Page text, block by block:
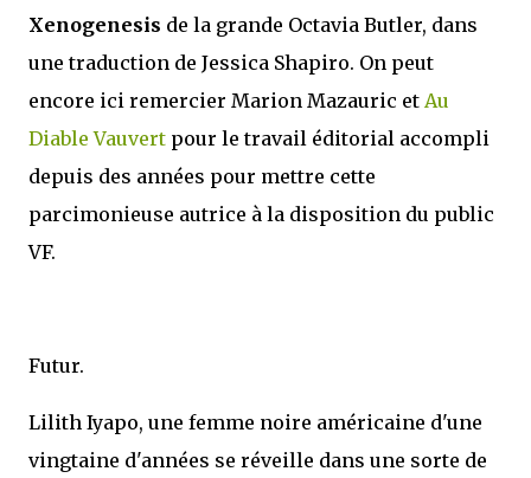
Xenogenesis de la grande Octavia Butler, dans
une traduction de Jessica Shapiro. On peut
encore ici remercier Marion Mazauric et Au
Diable Vauvert pour le travail éditorial accompli
depuis des années pour mettre cette
parcimonieuse autrice à la disposition du public
VF.
Futur.
Lilith Iyapo, une femme noire américaine d'une
vingtaine d'années se réveille dans une sorte de